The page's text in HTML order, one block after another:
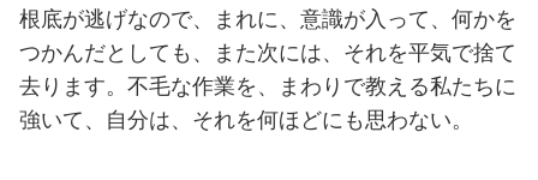
根底が逃げなので、まれに、意識が入って、何かを
つかんだとしても、また次には、それを平気で捨て
去ります。不毛な作業を、まわりで教える私たちに
強いて、自分は、それを何ほどにも思わない。